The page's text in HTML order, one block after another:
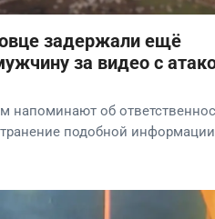
задержали ещё
за видео с
напоминают об
подобной